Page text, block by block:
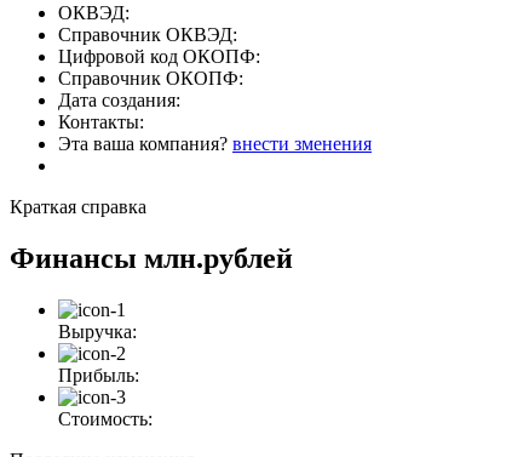
ОКВЭД:
Справочник ОКВЭД:
Цифровой код ОКОПФ:
Справочник ОКОПФ:
Дата создания:
Контакты:
Эта ваша компания? внести зменения
Краткая справка
Финансы млн.рублей
Выручка:
Прибыль:
Стоимость: